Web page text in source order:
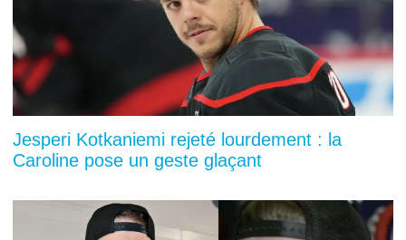
Jesperi Kotkaniemi rejeté lourdement : la
Caroline pose un geste glaçant